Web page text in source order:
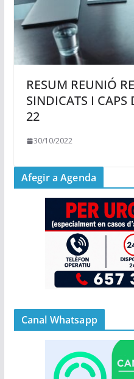
RESUM REUNIÓ
SINDICATS I CAPS
22
30/10/2022
Afegir a Agenda
Canal Whatsapp